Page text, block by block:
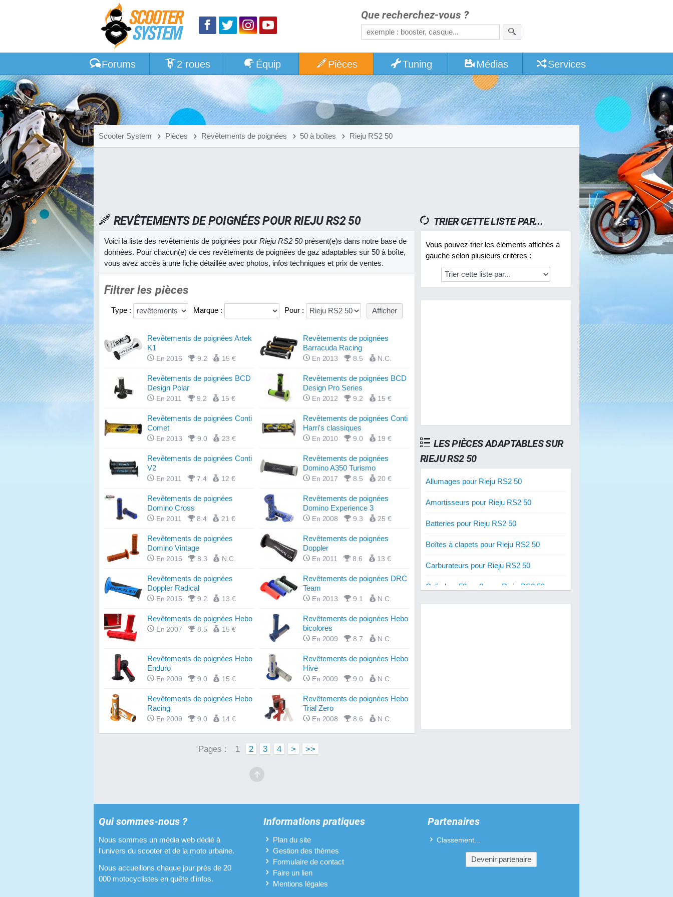
Que recherchez-vous ?
Forums 2 roues Équip Pièces Tuning Médias Services
Scooter System Pièces Revêtements de poignées 50 à boîtes Rieju RS2 50
REVÊTEMENTS DE POIGNÉES POUR RIEJU RS2 50
Voici la liste des revêtements de poignées pour Rieju RS2 50présent(e)s dans notre base de
données. Pour chacun(e) de ces revêtements de poignées de gaz adaptables sur 50 à boîte,
vous avez accès à une fiche détaillée avec photos, infos techniques et prix de ventes.
Filtrer les pièces
Type : Marque : Pour :
Revêtements de poignées Artek
K1
En 2016 9.2 15 €
Revêtements de poignées
Barracuda Racing
En 2013 8.5 N.C.
Revêtements de poignées BCD
Design Polar
En 2011 9.2 15 €
Revêtements de poignées BCD
Design Pro Series
En 2012 9.2 15 €
Revêtements de poignées Conti
Comet
En 2013 9.0 23 €
Revêtements de poignées Conti
Harri's classiques
En 2010 9.0 19 €
Revêtements de poignées Conti
V2
En 2011 7.4 12 €
Revêtements de poignées
Domino A350 Turismo
En 2017 8.5 20 €
Revêtements de poignées
Domino Cross
En 2011 8.4 21 €
Revêtements de poignées
Domino Experience 3
En 2008 9.3 25 €
Revêtements de poignées
Domino Vintage
En 2016 8.3 N.C.
Revêtements de poignées
Doppler
En 2011 8.6 13 €
Revêtements de poignées
Doppler Radical
En 2015 9.2 13 €
Revêtements de poignées DRC
Team
En 2013 9.1 N.C.
Revêtements de poignées Hebo
En 2007 8.5 15 €
Revêtements de poignées Hebo
bicolores
En 2009 8.7 N.C.
Revêtements de poignées Hebo
Enduro
En 2009 9.0 15 €
Revêtements de poignées Hebo
Hive
En 2009 9.0 N.C.
Revêtements de poignées Hebo
Racing
En 2009 9.0 14 €
Revêtements de poignées Hebo
Trial Zero
En 2008 8.6 N.C.
Pages : 1 2 3 4 > >>
TRIER CETTE LISTE PAR...
Vous pouvez trier les éléments affichés à
gauche selon plusieurs critères :
LES PIÈCES ADAPTABLES SUR
RIEJU RS2 50
Allumages pour Rieju RS2 50
Amortisseurs pour Rieju RS2 50
Batteries pour Rieju RS2 50
Boîtes à clapets pour Rieju RS2 50
Carburateurs pour Rieju RS2 50
Cylindres 50 cm3 pour Rieju RS2 50
Plaques phares pour Rieju RS2 50
Pneus pour Rieju RS2 50
Pots d'échappement pour Rieju RS2 50
Qui sommes-nous ?
Nous sommes un média web dédié à
l'univers du scooter et de la moto urbaine.
Nous accueillons chaque jour près de 20
000 motocyclistes en quête d'infos.
Informations pratiques
Plan du site
Gestion des thèmes
Formulaire de contact
Faire un lien
Mentions légales
Partenaires
Classement...
Devenir partenaire